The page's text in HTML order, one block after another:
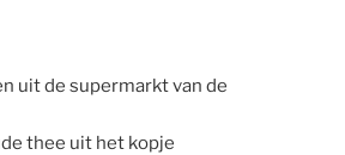
uit de supermarkt van de
thee uit het kopje